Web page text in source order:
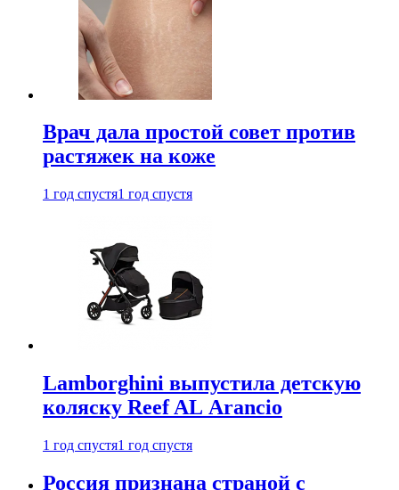
Врач дала простой совет против
растяжек на коже
1 год спустя1 год спустя
Lamborghini выпустила детскую
коляску Reef AL Arancio
1 год спустя1 год спустя
Россия признана страной с